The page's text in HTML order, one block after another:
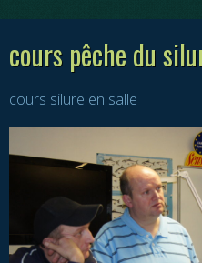
cours pêche du
cours silure en salle